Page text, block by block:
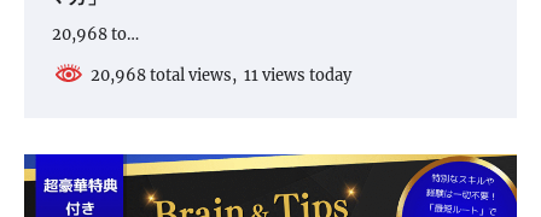
20,968 to…
20,968 total views, 11 views today